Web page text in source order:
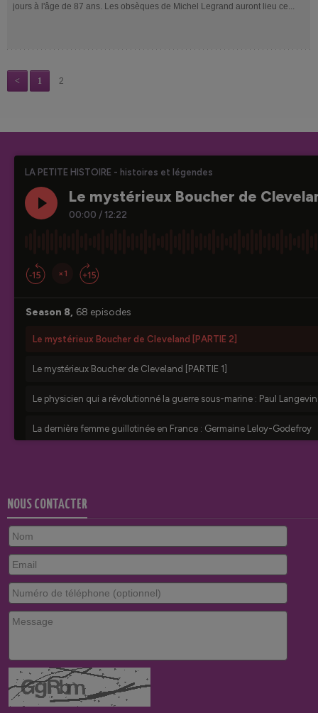
jours à l'âge de 87 ans. Les obsèques de Michel Legrand auront lieu ce...
< 1 2
NOUS CONTACTER